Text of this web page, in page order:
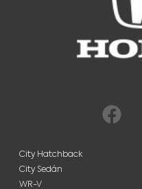
City Hatchback
City Sedán
WR-V